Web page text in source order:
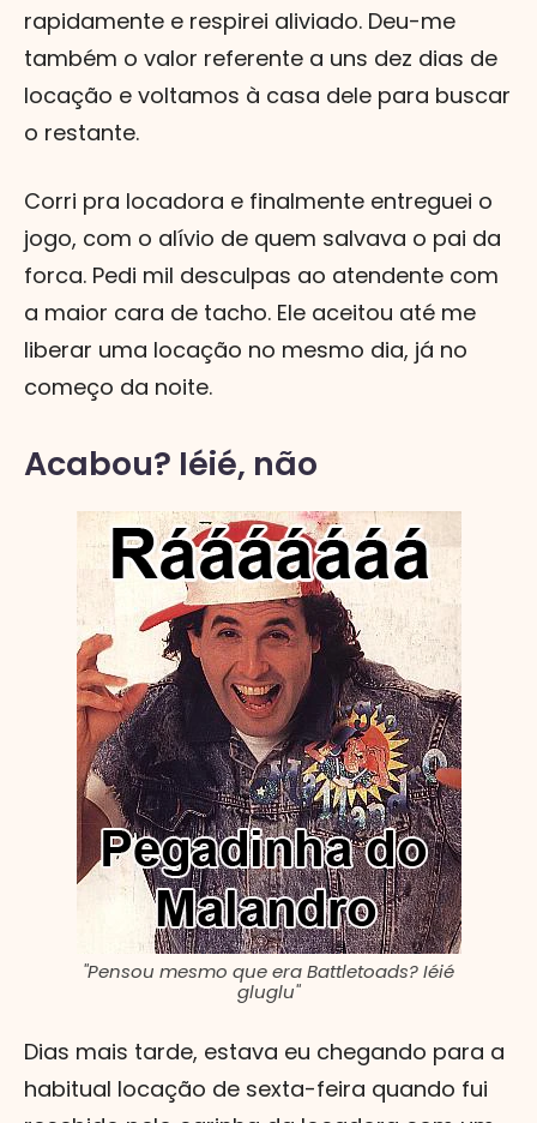
rapidamente e respirei aliviado. Deu-me
também o valor referente a uns dez dias de
locação e voltamos à casa dele para buscar
o restante.
Corri pra locadora e finalmente entreguei o
jogo, com o alívio de quem salvava o pai da
forca. Pedi mil desculpas ao atendente com
a maior cara de tacho. Ele aceitou até me
liberar uma locação no mesmo dia, já no
começo da noite.
Acabou? Iéié, não
"Pensou mesmo que era Battletoads? Iéié
gluglu"
Dias mais tarde, estava eu chegando para a
habitual locação de sexta-feira quando fui